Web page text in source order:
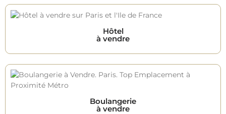
Hôtel
à vendre
Boulangerie
à vendre